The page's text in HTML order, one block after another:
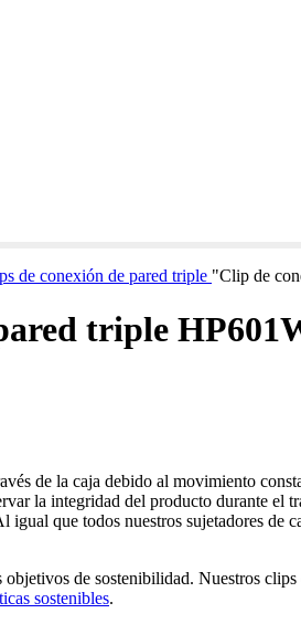
de conexión de pared triple "Clip de
triple
de la caja debido al movimiento
la integridad del producto durante
que todos nuestros sujetadores
de sostenibilidad. Nuestros
sostenibles.